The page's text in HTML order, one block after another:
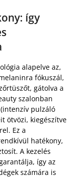
így
alapelve az,
fókuszál,
gátolva a
szalonban
pulzáló
ötvözi, kiegészítve
Ez a
hatékony,
A kezelés
így az
számára is